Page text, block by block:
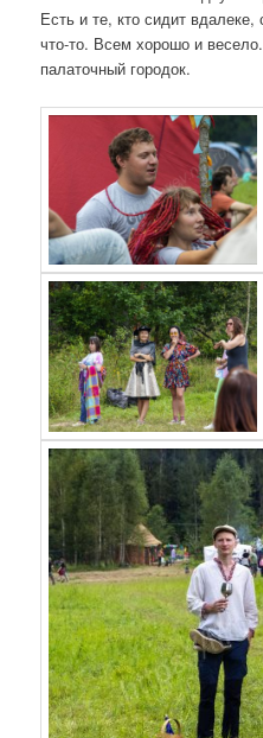
Есть и те, кто сидит
что-то. Всем хорошо и
палаточный городок.